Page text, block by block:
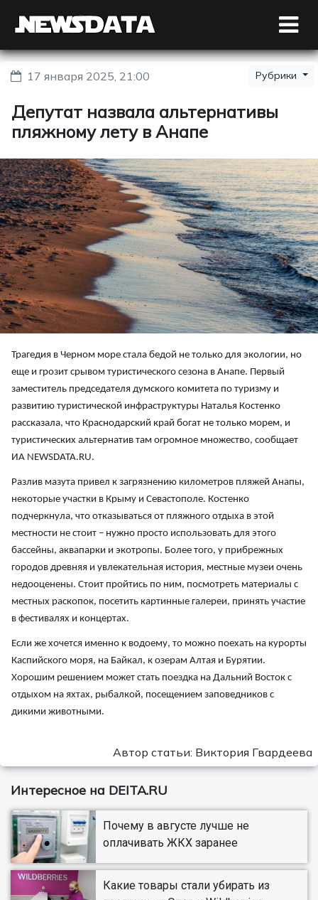
17 января 2025, 21:00 Рубрики
Депутат назвала альтернативы
пляжному лету в Анапе
Трагедия в Черном море стала бедой не только для экологии, но
еще и грозит срывом туристического сезона в Анапе. Первый
заместитель председателя думского комитета по туризму и
развитию туристической инфраструктуры Наталья Костенко
рассказала, что Краснодарский край богат не только морем, и
туристических альтернатив там огромное множество, сообщает
ИА NEWSDATA.RU.
Разлив мазута привел к загрязнению километров пляжей Анапы,
некоторые участки в Крыму и Севастополе. Костенко
подчеркнула, что отказываться от пляжного отдыха в этой
местности не стоит – нужно просто использовать для этого
бассейны, аквапарки и экотропы. Более того, у прибрежных
городов древняя и увлекательная история, местные музеи очень
недооценены. Стоит пройтись по ним, посмотреть материалы с
местных раскопок, посетить картинные галереи, принять участие
в фестивалях и концертах.
Если же хочется именно к водоему, то можно поехать на курорты
Каспийского моря, на Байкал, к озерам Алтая и Бурятии.
Хорошим решением может стать поездка на Дальний Восток с
отдыхом на яхтах, рыбалкой, посещением заповедников с
дикими животными.
Автор статьи: Виктория Гвардеева
Интересное на DEITA.RU
Почему в августе лучше не
оплачивать ЖКХ заранее
Какие товары стали убирать из